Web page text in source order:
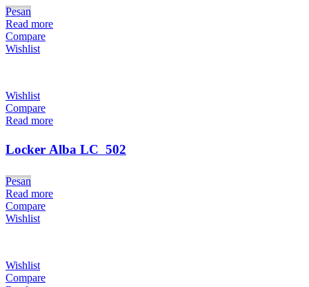
Pesan
Read more
Compare
Wishlist
Wishlist
Compare
Read more
Locker Alba LC  502
Pesan
Read more
Compare
Wishlist
Wishlist
Compare